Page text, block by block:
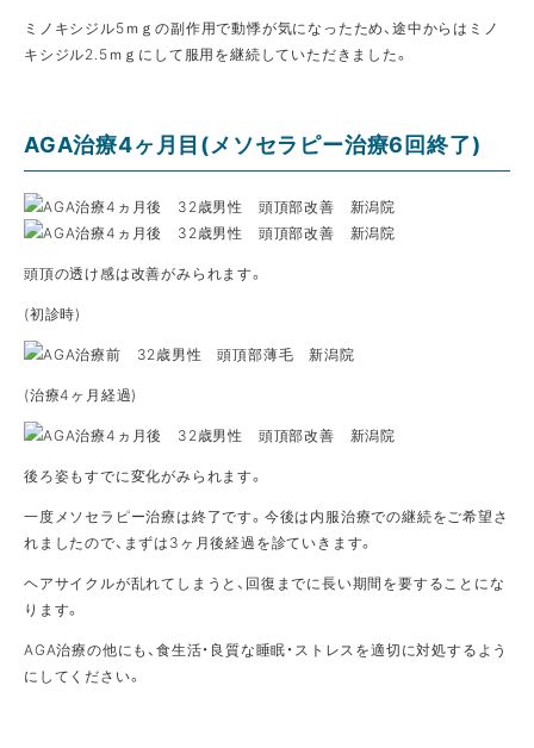
ミノキシジル5ｍｇの副作用で動悸が気になったため、途中からはミノ
キシジル2.5ｍｇにして服用を継続していただきました。
AGA治療4ヶ月目(メソセラピー治療6回終了)
頭頂の透け感は改善がみられます。
(初診時)
(治療4ヶ月経過)
後ろ姿もすでに変化がみられます。
一度メソセラピー治療は終了です。今後は内服治療での継続をご希望さ
れましたので、まずは3ヶ月後経過を診ていきます。
ヘアサイクルが乱れてしまうと、回復までに長い期間を要することにな
ります。
AGA治療の他にも、食生活・良質な睡眠・ストレスを適切に対処するよう
にしてください。